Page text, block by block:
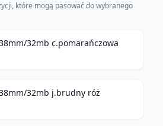
które mogą pasować do wybranego
32mb c.pomarańczowa
32mb j.brudny róż